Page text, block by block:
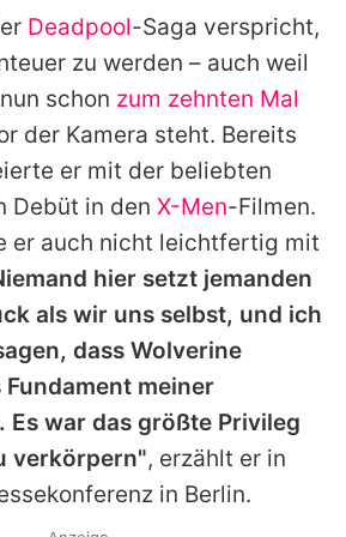
Deadpool-Saga verspricht,
zu werden – auch weil
nun schon zum zehnten Mal
der Kamera steht. Bereits
er mit der beliebten
Debüt in den X-Men-Filmen.
er auch nicht leichtfertig mit
hier setzt jemanden
als wir uns selbst, und ich
dass Wolverine
meiner
Es war das größte Privileg
verkörpern", erzählt er in
in Berlin.